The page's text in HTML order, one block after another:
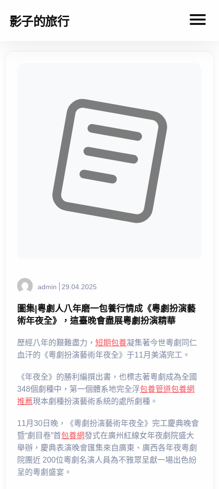
影子的旅行
admin 29.04.2025
圖集|粵劇人八年磨一包養行情成《粵劇扮演藝
術年夜全》，這臺晚會盡展粵劇扮演精華
歷經八年的艱難盡力，短期包養凝集著今世粵劇同仁
血汗的《粵劇扮演藝術年夜全》于11月美滿完工。
《年夜全》的勝利編撰出書，也標志著粵劇成為全國
348個劇種中，第一個體系地完全浮包養管道包養網
推薦現本劇種扮演藝術系統的處所劇種。
11月30日晚，《粵劇扮演藝術年夜全》完工慶典晚會
暨“劇目卷”首包養網發式在廣州紅線女年夜劇院盛大
舉辦，慶典表演晚會匯集來自廣東、廣西各年夜粵劇
院團近 200位粵劇名演人員為不雅眾呈獻一場出色紛
呈的粵劇盛宴。